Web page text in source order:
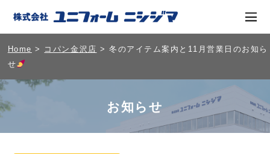
Home > コパン金沢店 > 冬のアイテム案内と11月営業日のお知ら
せ
お知らせ